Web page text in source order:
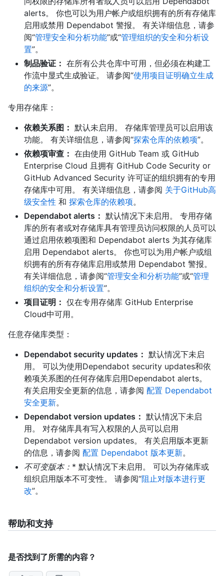
alerts。 你也可以为用户帐户或组织拥有的所有存储库
启用或禁用 Dependabot 警报。 有关详细信息，请参
阅“管理安全和分析功能”或“管理组织的安全和分析设
置”。
制品验证： 在所有公共仓库中可用，但必须在构建工
作流中显式生成验证。 请参阅“使用项目证明确立生成
的来源”。
专用存储库：
依赖关系图： 默认未启用。 存储库管理员可以启用该
功能。 有关详细信息，请参阅“探索仓库的依赖项”。
依赖项审查： 在由使用 GitHub Team 或 GitHub
Enterprise Cloud 且拥有 GitHub Code Security or
GitHub Advanced Security 许可证的组织拥有的专用
存储库中可用。 有关详细信息，请参阅 关于GitHub高
级安全性 和 探索仓库的依赖项。
Dependabot alerts： 默认情况下未启用。 专用存储
库的所有者或对存储库具有管理员访问权限的人员可以
通过启用依赖项图和 Dependabot alerts 为其存储库
启用 Dependabot alerts。 你也可以为用户帐户或组
织拥有的所有存储库启用或禁用 Dependabot 警报。
有关详细信息，请参阅“管理安全和分析功能”或“管理
组织的安全和分析设置”。
项目证明： 仅在专用存储库 GitHub Enterprise
Cloud中可用。
任意存储库类型：
Dependabot security updates： 默认情况下未启
用。 可以为使用Dependabot security updates和依
赖项关系图的任何存储库启用Dependabot alerts。
有关启用安全更新的信息，请参阅 配置 Dependabot
安全更新。
Dependabot version updates： 默认情况下未启
用。 对存储库具有写入权限的人员可以启用
Dependabot version updates。 有关启用版本更新
的信息，请参阅 配置 Dependabot 版本更新。
不可变版本： * 默认情况下未启用。 可以为存储库或
组织启用版本不可变性。 请参阅“阻止对版本进行更
改”。
帮助和支持
是否找到了所需的内容？